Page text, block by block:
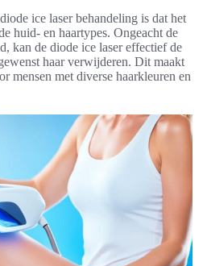
ice laser behandeling is dat het
huid- en haartypes. Ongeacht de
kan de diode ice laser effectief de
haar verwijderen. Dit maakt
mensen met diverse haarkleuren en